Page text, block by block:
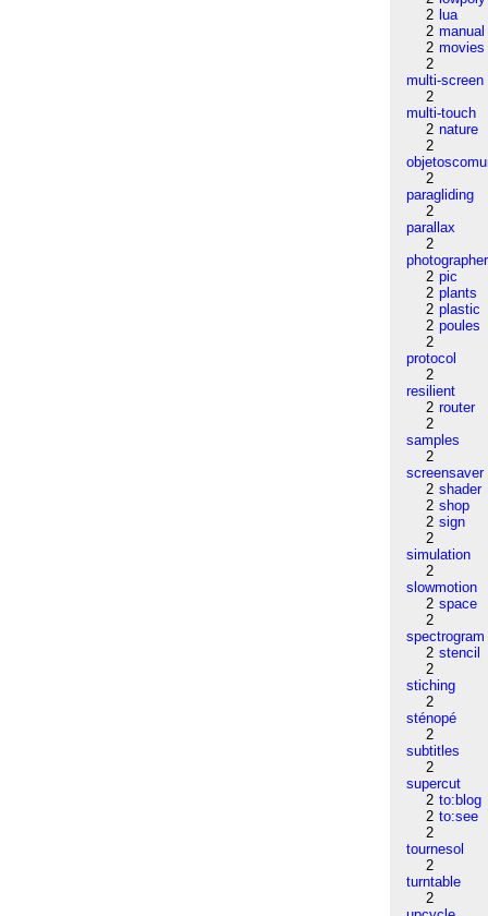
2 lua
2 manual
2 movies
2
multi-screen
2
multi-touch
2 nature
2
2
paragliding
2
parallax
2
photographer
2 pic
2 plants
2 plastic
2 poules
2
protocol
2
resilient
2 router
2
samples
2
screensaver
2 shader
2 shop
2 sign
2
simulation
2
slowmotion
2 space
2
spectrogram
2 stencil
2
stiching
2
sténopé
2
subtitles
2
supercut
2 to:blog
2 to:see
2
tournesol
2
turntable
2